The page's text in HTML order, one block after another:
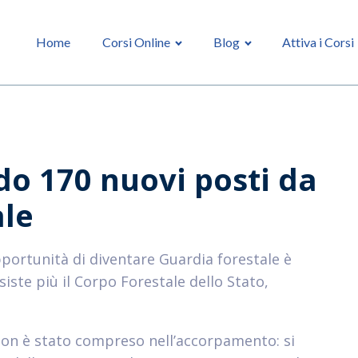
Home Corsi Online Blog Attiva i Corsi
170 nuovi posti da
di diventare Guardia forestale è
più il Corpo Forestale dello Stato,
è stato compreso nell’accorpamento: si